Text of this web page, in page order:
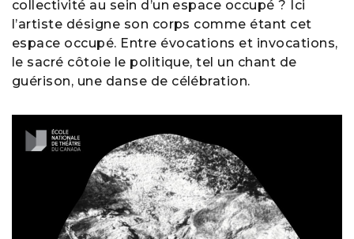
collectivité au sein d’un espace occupé ? Ici
l’artiste désigne son corps comme étant cet
espace occupé. Entre évocations et invocations,
le sacré côtoie le politique, tel un chant de
guérison, une danse de célébration.